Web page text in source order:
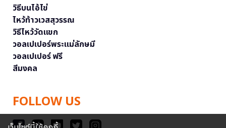
วิธีบนไอ้ไข่
ไหว้ท้าวเวสสุวรรณ
วิธีไหว้วัดแขก
วอลเปเปอร์พระแม่ลักษมี
วอลเปเปอร์ ฟรี
สีมงคล
FOLLOW US